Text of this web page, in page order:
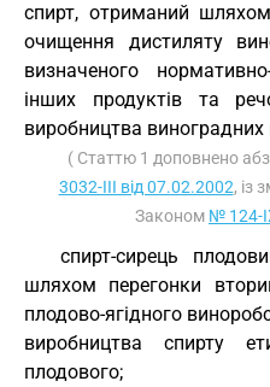
спирт, отриманий
очищення дистиляту
визначеного
інших продуктів та
виробництва виноградних
( Статтю 1 доповнено
3032-III від 07.02.2002, із
Законом № 124-
спирт-сирець
шляхом перегонки
плодово-ягідного
виробництва спирту
плодового;